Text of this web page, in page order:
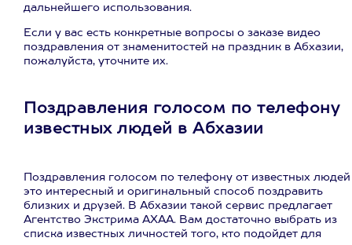
дальнейшего использования.
Если у вас есть конкретные вопросы о заказе видео
поздравления от знаменитостей на праздник в Абхазии,
пожалуйста, уточните их.
Поздравления голосом по телефону
известных людей в Абхазии
Поздравления голосом по телефону от известных
это интересный и оригинальный способ поздравить
близких и друзей. В Абхазии такой сервис предлагает
Агентство Экстрима АХАА. Вам достаточно выбрать из
списка известных личностей того, кто подойдет для